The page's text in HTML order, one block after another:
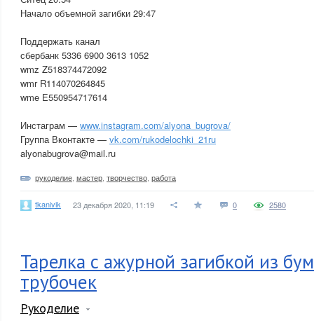
Начало объемной загибки 29:47
Поддержать канал
сбербанк 5336 6900 3613 1052
wmz Z518374472092
wmr R114070264845
wme E550954717614
Инстаграм — www.instagram.com/alyona_bugrova/
Группа Вконтакте — vk.com/rukodelochki_21ru
alyonabugrova@mail.ru
рукоделие мастер творчество работа
tkanivik 23 декабря 2020, 11:19 0 2580
Тарелка с ажурной загибкой из
трубочек
Рукоделие